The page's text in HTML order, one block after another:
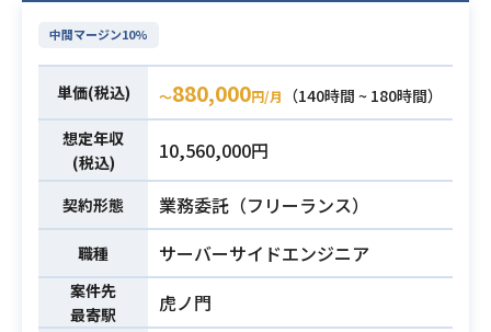
飼い主さんとペットに安心の毎日を
お届けするWebサービスの開発にエ
ンジニアメンバーとして携わってい
ただきます！
ペット業界のDXを実現するために、
プロダクト開発をより推進していた
だけるようなエンジニアを募集して
おり、
2019年4月に無料のコミュニケーシ
ョンツールとしてスタート、全国約9
中間マージン10%
単価(税込) 〜880,000円/月
（140時間 ~ 180時間）
想定年収
(税込)
10,560,000円
契約形態 業務委託（フリーランス）
職種 サーバーサイドエンジニア
案件先
最寄駅
虎ノ門